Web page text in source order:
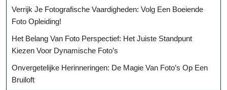
Verrijk Je Fotografische Vaardigheden: Volg Een Boeiende
Foto Opleiding!
Het Belang Van Foto Perspectief: Het Juiste Standpunt
Kiezen Voor Dynamische Foto’s
Onvergetelijke Herinneringen: De Magie Van Foto’s Op Een
Bruiloft